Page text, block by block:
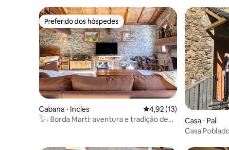
Preferido dos hóspedes
Preferido dos hóspedes
Cabana ⋅ Incles 4,92 de uma avaliação
4,92 (13)
𓅂 Borda Martí: aventura e tradição de
Casa ⋅ Pal